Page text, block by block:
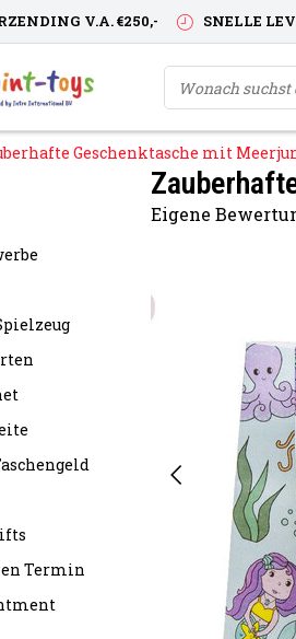
V.A. €250,- SNELLE
Geschenktasche mit
Termin
Eigene